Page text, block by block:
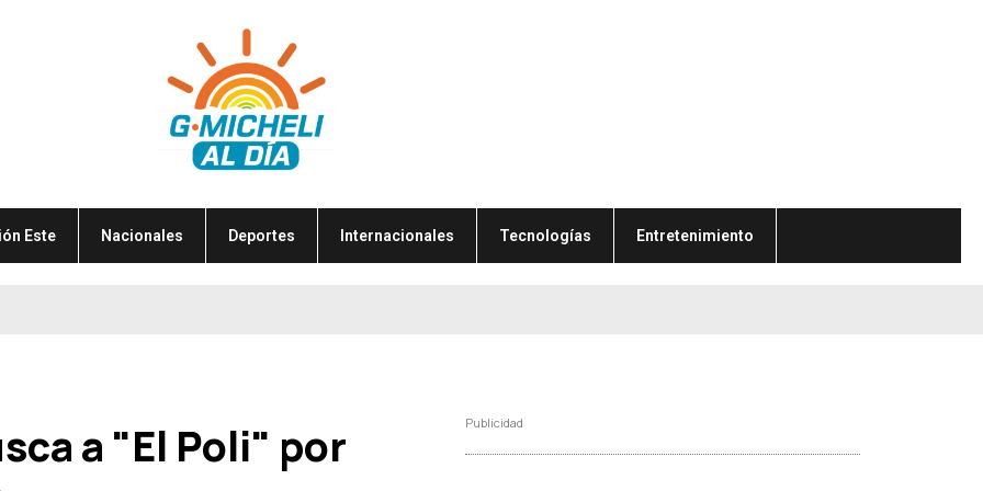
Este Nacionales Deportes Internacionales Tecnologías Entretenimiento
a "El Poli" por
Publicidad